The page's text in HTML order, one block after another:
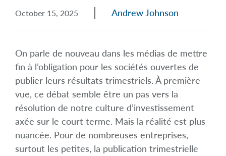
October 15, 2025 Andrew Johnson
On parle de nouveau dans les médias de mettre
fin à l’obligation pour les sociétés ouvertes de
publier leurs résultats trimestriels. À première
vue, ce débat semble être un pas vers la
résolution de notre culture d’investissement
axée sur le court terme. Mais la réalité est plus
nuancée. Pour de nombreuses entreprises,
surtout les petites, la publication trimestrielle